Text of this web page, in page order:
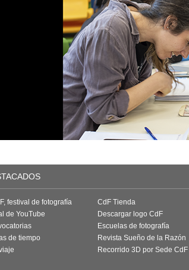
festival de fotografía
de YouTube
de tiempo
CdF Tienda
Descargar logo CdF
Escuelas de fotografía
Revista Sueño de la Razón
Recorrido 3D por Sede CdF